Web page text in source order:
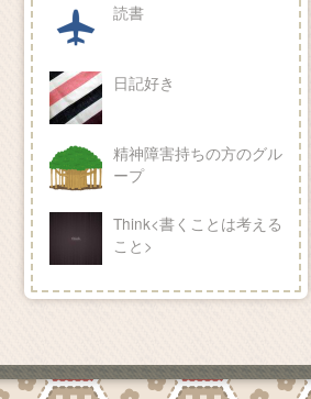
読書
日記好き
精神障害持ちの方のグル
ープ
Think<書くことは考える
こと>